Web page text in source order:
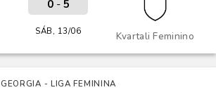
Kvartali Feminino
0- 5
SÁB, 13/06
GEORGIA - LIGA FEMININA